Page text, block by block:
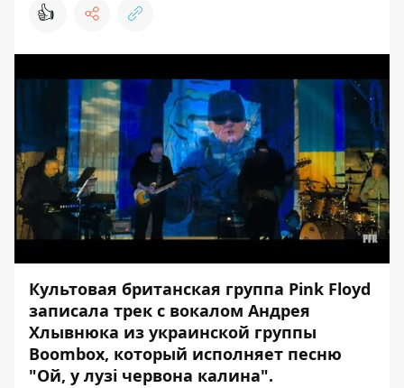
👍
Культовая британская группа Pink Floyd
записала трек с вокалом Андрея
Хлывнюка из украинской группы
Boombox, который исполняет песню
"Ой, у лузі червона калина".